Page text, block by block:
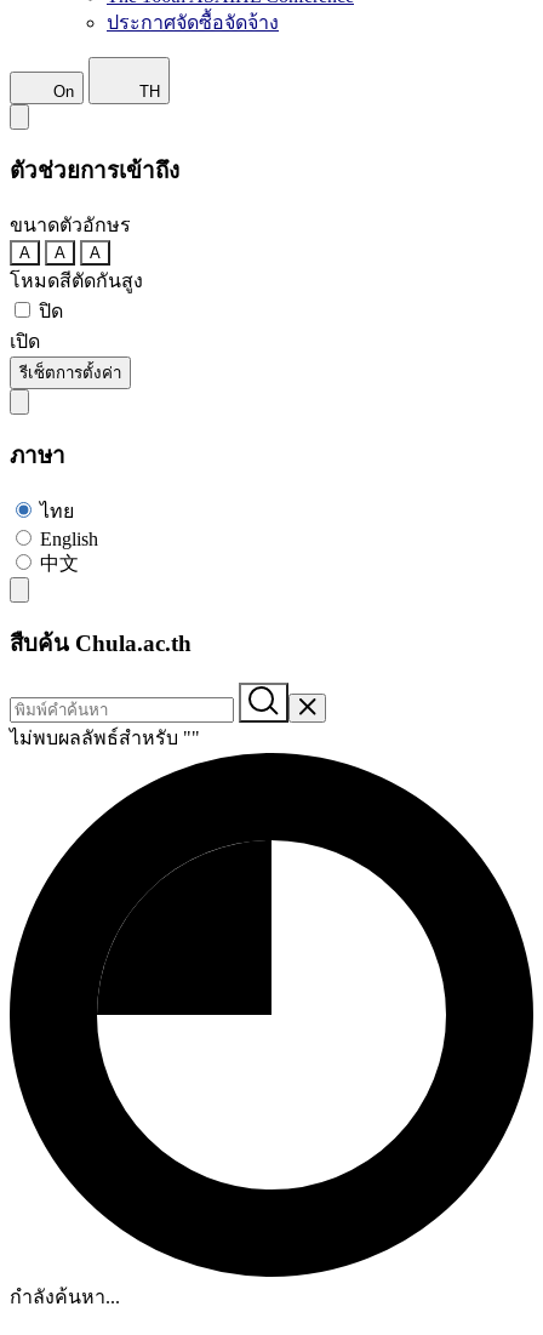
ประกาศจัดซื้อจัดจ้าง
On TH
ตัวช่วยการเข้าถึง
ขนาดตัวอักษร
A A A
โหมดสีตัดกันสูง
ปิด
เปิด
รีเซ็ตการตั้งค่า
ภาษา
ไทย
English
中文
สืบค้น Chula.ac.th
ไม่พบผลลัพธ์สำหรับ ""
กำลังค้นหา...